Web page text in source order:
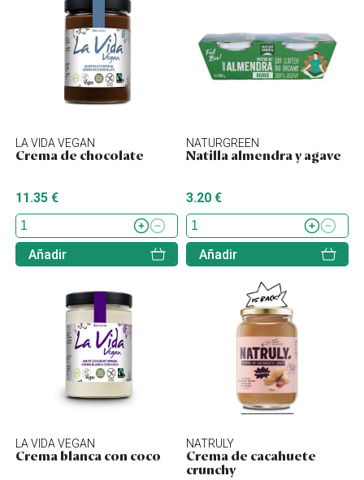
LA VIDA VEGAN
Crema de chocolate
11.35 €
Añadir
NATURGREEN
Natilla almendra y agave
3.20 €
Añadir
LA VIDA VEGAN
Crema blanca con coco
NATRULY
Crema de cacahuete
crunchy